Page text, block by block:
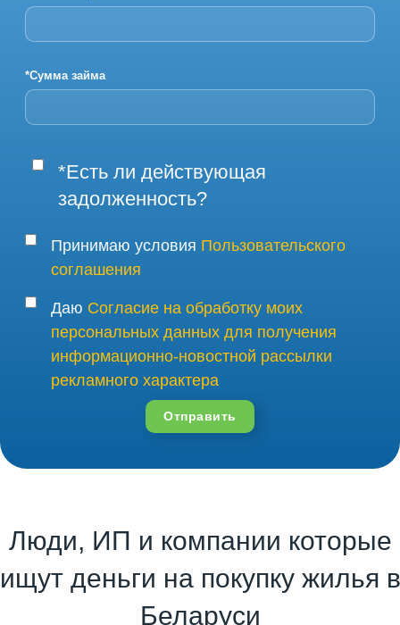
*Сумма займа
*Есть ли действующая
задолженность?
Принимаю условия Пользовательского
соглашения
Даю Согласие на обработку моих
персональных данных для получения
информационно-новостной рассылки
рекламного характера
Отправить
Люди, ИП и компании которые
ищут деньги на покупку жилья в
Беларуси